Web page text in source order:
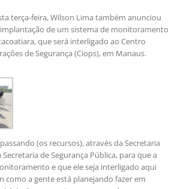
terça-feira, Wilson Lima também anunciou
de um sistema de monitoramento
que será interligado ao Centro
de Segurança (Ciops), em Manaus.
(os recursos), através da Secretaria
de Segurança Pública, para que a
e que ele seja interligado aqui
como a gente está planejando fazer em